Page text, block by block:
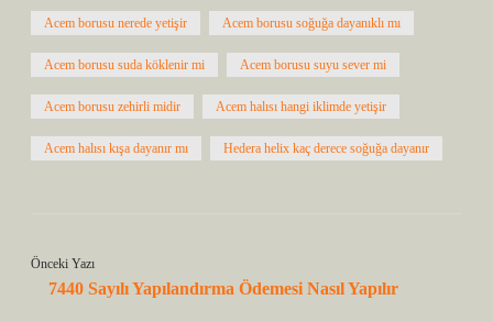
Acem borusu nerede yetişir Acem borusu soğuğa dayanıklı mı
Acem borusu suda köklenir mi Acem borusu suyu sever mi
Acem borusu zehirli midir Acem halısı hangi iklimde yetişir
Acem halısı kışa dayanır mı Hedera helix kaç derece soğuğa dayanır
Önceki Yazı
7440 Sayılı Yapılandırma Ödemesi Nasıl Yapılır